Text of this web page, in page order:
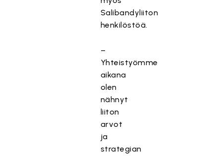
Salibandyliiton
henkilöstöä.
–
Yhteistyömme
aikana
olen
nähnyt
liiton
arvot
ja
strategian